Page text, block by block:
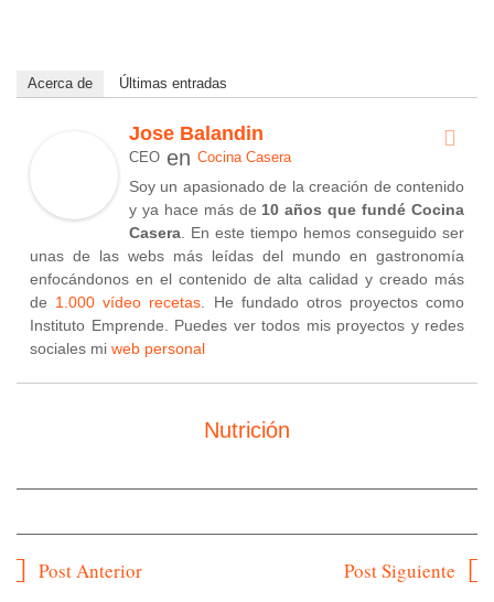
Acerca de Últimas entradas
Jose Balandin
CEO en Cocina Casera
Soy un apasionado de la creación de contenido
y ya hace más de 10 años que fundé Cocina
Casera . En este tiempo hemos conseguido ser
unas de las webs más leídas del mundo en gastronomía
enfocándonos en el contenido de alta calidad y creado más
de 1.000 vídeo recetas . He fundado otros proyectos como
Instituto Emprende. Puedes ver todos mis proyectos y redes
sociales mi web personal
Nutrición
Navegación
Post Anterior Post Siguiente